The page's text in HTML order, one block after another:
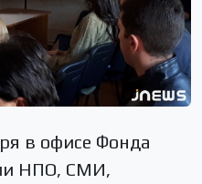
в офисе Фонда
НПО, СМИ,